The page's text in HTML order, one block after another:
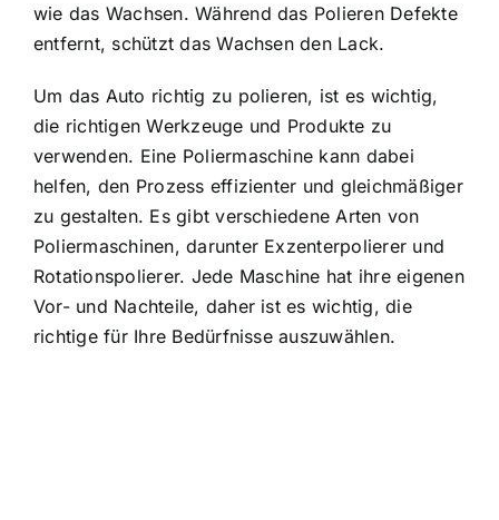
wie das Wachsen. Während das Polieren Defekte
entfernt, schützt das Wachsen den Lack.
Um das Auto richtig zu polieren, ist es wichtig,
die richtigen Werkzeuge und Produkte zu
verwenden. Eine Poliermaschine kann dabei
helfen, den Prozess effizienter und gleichmäßiger
zu gestalten. Es gibt verschiedene Arten von
Poliermaschinen, darunter Exzenterpolierer und
Rotationspolierer. Jede Maschine hat ihre eigenen
Vor- und Nachteile, daher ist es wichtig, die
richtige für Ihre Bedürfnisse auszuwählen.